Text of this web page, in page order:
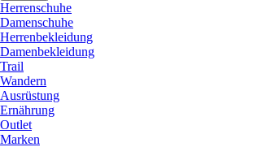
Herrenschuhe
Damenschuhe
Herrenbekleidung
Damenbekleidung
Trail
Wandern
Ausrüstung
Ernährung
Outlet
Marken